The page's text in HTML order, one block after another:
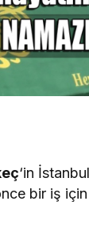
‘in
bir iş